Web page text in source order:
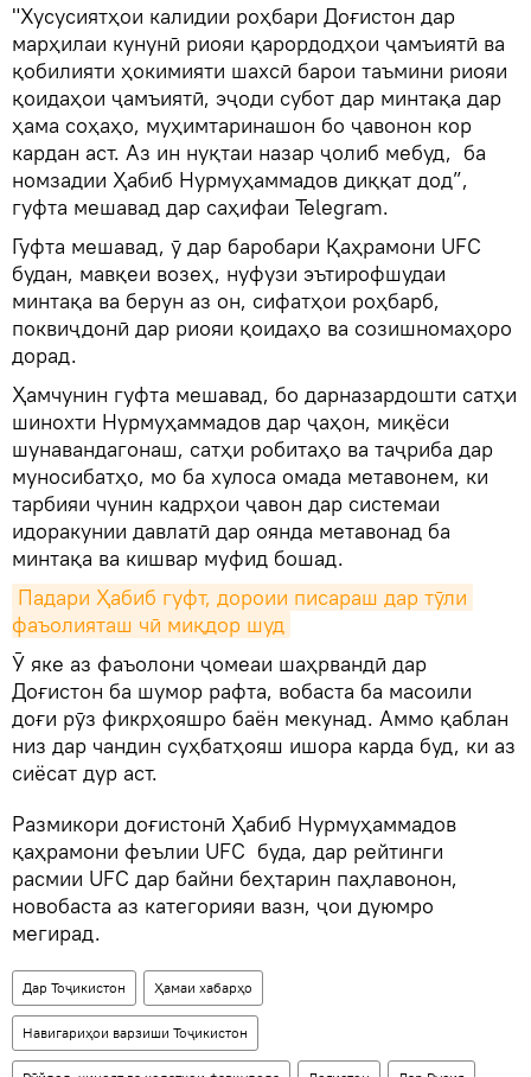
"Хусусиятҳои калидии роҳбари Доғистон дар
марҳилаи кунунӣ риояи қарордодҳои ҷамъиятӣ ва
қобилияти ҳокимияти шахсӣ барои таъмини риояи
қоидаҳои ҷамъиятӣ, эҷоди субот дар минтақа дар
ҳама соҳаҳо, муҳимтаринашон бо ҷавонон кор
кардан аст. Аз ин нуқтаи назар ҷолиб мебуд, ба
номзадии Ҳабиб Нурмуҳаммадов диққат дод”,
гуфта мешавад дар саҳифаи Telegram.
Гуфта мешавад, ӯ дар баробари Қаҳрамони UFC
будан, мавқеи возеҳ, нуфузи эътирофшудаи
минтақа ва берун аз он, сифатҳои роҳбарб,
поквиҷдонӣ дар риояи қоидаҳо ва созишномаҳоро
дорад.
Ҳамчунин гуфта мешавад, бо дарназардошти сатҳи
шинохти Нурмуҳаммадов дар ҷаҳон, миқёси
шунавандагонаш, сатҳи робитаҳо ва таҷриба дар
муносибатҳо, мо ба хулоса омада метавонем, ки
тарбияи чунин кадрҳои ҷавон дар системаи
идоракунии давлатӣ дар оянда метавонад ба
минтақа ва кишвар муфид бошад.
Падари Ҳабиб гуфт, дороии писараш дар тӯли
фаъолияташ чӣ миқдор шуд
Ӯ яке аз фаъолони ҷомеаи шаҳрвандӣ дар
Доғистон ба шумор рафта, вобаста ба масоили
доғи рӯз фикрҳояшро баён мекунад. Аммо қаблан
низ дар чандин суҳбатҳояш ишора карда буд, ки аз
сиёсат дур аст.
Размикори доғистонӣ Ҳабиб Нурмуҳаммадов
қаҳрамони феълии UFC буда, дар рейтинги
расмии UFC дар байни беҳтарин паҳлавонон,
новобаста аз категорияи вазн, ҷои дуюмро
мегирад.
Дар Тоҷикистон Ҳамаи хабарҳо
Навигариҳои варзиши Тоҷикистон